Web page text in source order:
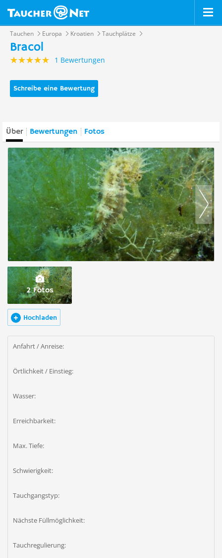
Tauchen Europa Kroatien Tauchplätze
Bracol
1 Bewertungen
Schreibe eine Bewertung
Über Bewertungen Fotos
2 Fotos
Hochladen
Anfahrt / Anreise:
Örtlichkeit / Einstieg:
Wasser:
Erreichbarkeit:
Max. Tiefe:
Schwierigkeit:
Tauchgangstyp:
Nächste Füllmöglichkeit:
Tauchregulierung: